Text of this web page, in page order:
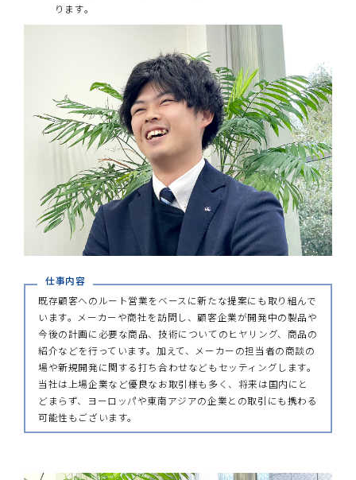
ります。
既存顧客へのルート営業をベースに新たな提案にも取り組んで
います。
メーカーや商社を訪問し、顧客企業が開発中の製品や
今後の計画に必要な商品、技術についてのヒヤリング、商品の
紹介などを行っています。加えて、メーカーの担当者の商談の
場や新規開発に関する打ち合わせなどもセッティングします。
当社は上場企業など優良なお取引様も多く、将来は国内にと
どまらず、ヨーロッパや東南アジアの企業との取引にも携わる
可能性もございます。